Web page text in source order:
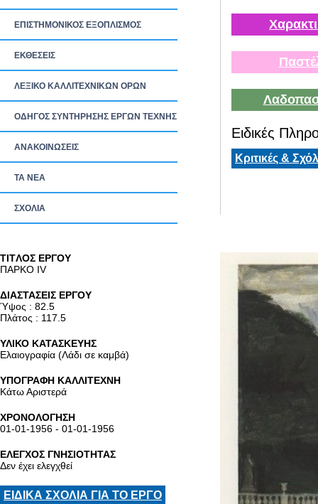
ΕΠΙΣΤΗΜΟΝΙΚΟΣ ΕΞΟΠΛΙΣΜΟΣ
ΕΚΘΕΣΕΙΣ
ΛΕΞΙΚΟ ΚΑΛΛΙΤΕΧΝΙΚΩΝ ΟΡΩΝ
ΟΔΗΓΟΣ ΣΥΝΤΗΡΗΣΗΣ ΕΡΓΩΝ ΤΕΧΝΗΣ
ΑΝΑΚΟΙΝΩΣΕΙΣ
ΤΑ ΝEΑ
ΣΧΟΛΙΑ
Ειδικές
Κριτικές &
TITΛΟΣ ΕΡΓΟΥ
ΠΑΡΚΟ ΙV
ΔΙΑΣΤΑΣΕΙΣ ΕΡΓΟΥ
Ύψος : 82.5
Πλάτος : 117.5
ΥΛΙΚΟ ΚΑΤΑΣΚΕΥΗΣ
Ελαιογραφία (Λάδι σε καμβά)
ΥΠΟΓΡΑΦΗ ΚΑΛΛΙΤΕΧΝΗ
Κάτω Αριστερά
ΧΡΟΝΟΛΟΓΗΣΗ
01-01-1956 - 01-01-1956
ΕΛΕΓΧΟΣ ΓΝΗΣΙΟΤΗΤΑΣ
Δεν έχει ελεγχθεί
ΕΙΔΙΚΑ ΣΧΟΛΙΑ ΓΙΑ ΤΟ ΕΡΓΟ